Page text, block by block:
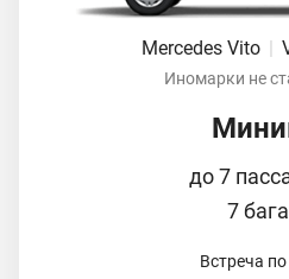
Mercedes Vito
Иномарки не
до 7
7
Встреча